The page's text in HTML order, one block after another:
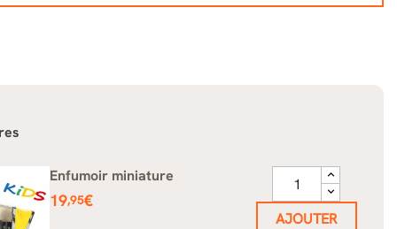
Enfumoir miniature
Prix
19,95€
AJOUTER